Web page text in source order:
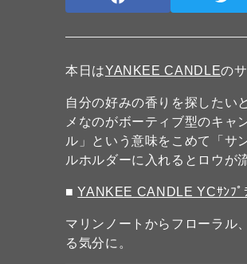
本日はYANKEE CANDLEの
自分の好みの香りを探したい
メなのがボーティブ型のキ
ル」という意味をこめて「サ
ルホルダーに入れるとロウが
■YANKEE CANDLE YCｻﾝﾌﾟ
マリンノートからフローラル
る気分に。